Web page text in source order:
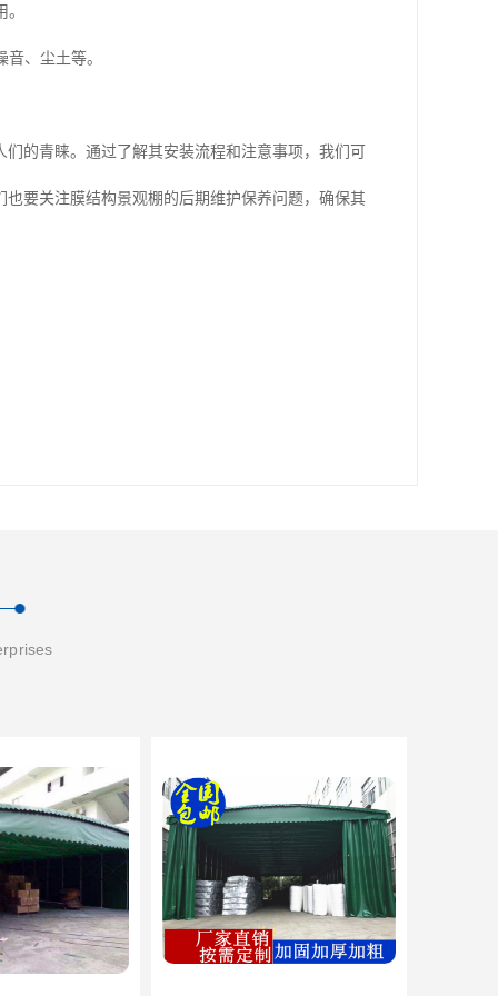
、尘土等。
的青睐。通过了解其安装流程和注意事项，我们可
要关注膜结构景观棚的后期维护保养问题，确保其